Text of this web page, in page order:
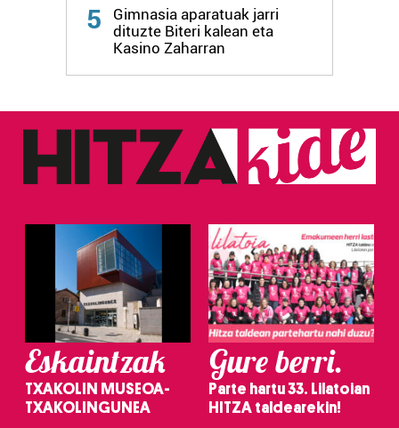
fitxategiak erabiltzen ditu. Zure esperientzia eta
zerbitzuak hobetzeko asmoz, cookie teknologiaz
irakurri
5
Gimnasia aparatuak jarri
dituzte Biteri kalean eta
Kasino Zaharran
Eskaintzak
TXAKOLIN MUSEOA-
TXAKOLINGUNEA
Gure berri.
Parte hartu 33. Lilatoian
HITZA taldearekin!